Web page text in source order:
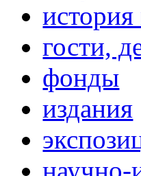
история
гости,
фонды
издания
научно-